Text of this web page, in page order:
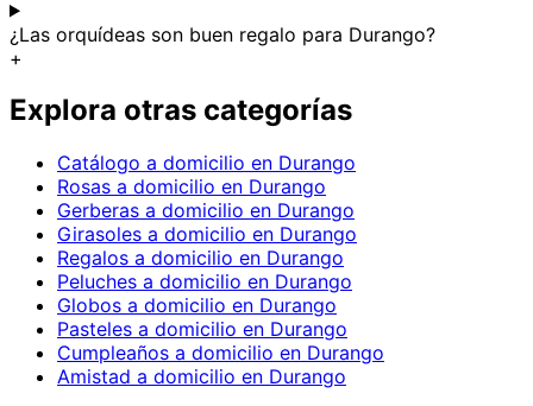
¿Las orquídeas son buen regalo para Durango?
+
Explora otras categorías
Catálogo a domicilio en Durango
Rosas a domicilio en Durango
Gerberas a domicilio en Durango
Girasoles a domicilio en Durango
Regalos a domicilio en Durango
Peluches a domicilio en Durango
Globos a domicilio en Durango
Pasteles a domicilio en Durango
Cumpleaños a domicilio en Durango
Amistad a domicilio en Durango